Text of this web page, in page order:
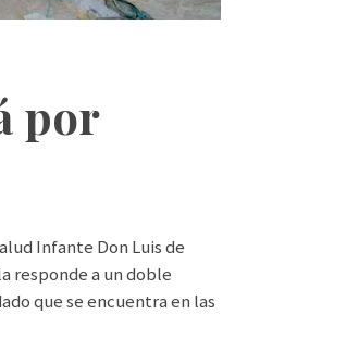
por
Infante Don Luis de
responde a un doble
que se encuentra en las